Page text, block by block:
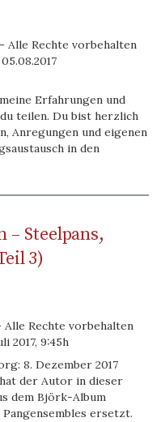
Alle Rechte vorbehalten
Erfahrungen und
teilen. Du bist herzlich
Anregungen und eigenen
in den
– Steelpans,
3)
Rechte vorbehalten
2017, 9:45h
8. Dezember 2017
der Autor in dieser
dem Björk-Album
ersetzt.